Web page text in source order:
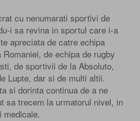
cu nenumarati sportivi de
i sa revina in sportul care i-a
apreciata de catre echipa
de echipa de rugby
de sportivii de la Absoluto,
Lupte, dar si de multi altii.
si dorinta continua de a ne
sa trecem la urmatorul nivel, in
medicale.